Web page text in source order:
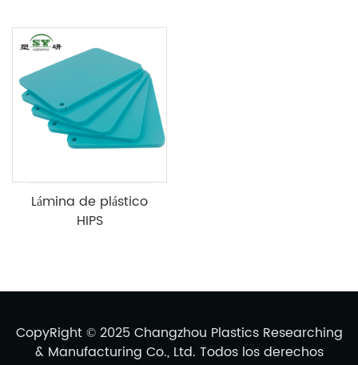
Lámina de plástico
HIPS
CopyRight © 2025 Changzhou Plastics Researching
& Manufacturing Co., Ltd. Todos los derechos